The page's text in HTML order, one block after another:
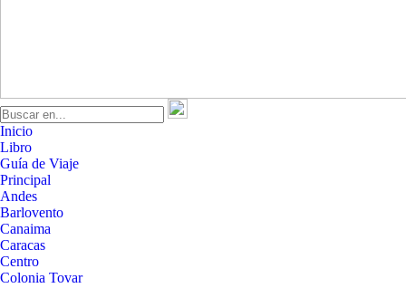
Inicio
Libro
Guía de Viaje
Principal
Andes
Barlovento
Canaima
Caracas
Centro
Colonia Tovar